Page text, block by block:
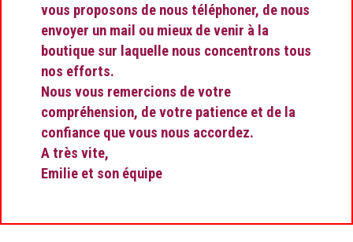
vous proposons de nous téléphoner, de nous
envoyer un mail ou mieux de venir à la
boutique sur laquelle nous concentrons tous
nos efforts.
Nous vous remercions de votre
compréhension, de votre patience et de la
confiance que vous nous accordez.
A très vite,
Emilie et son équipe